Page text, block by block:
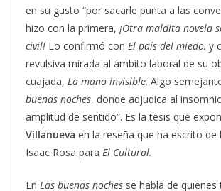
en su gusto “por sacarle punta a las
hizo con la primera, ¡Otra maldita novela
civil! Lo confirmó con El país del miedo, y
revulsiva mirada al ámbito laboral de su
cuajada, La mano invisible. Algo
buenas noches, donde adjudica al
amplitud de sentido”. Es la tesis que
Villanueva en la reseña que ha escrito de
Isaac Rosa para El Cultural.
En Las buenas noches se habla de quienes